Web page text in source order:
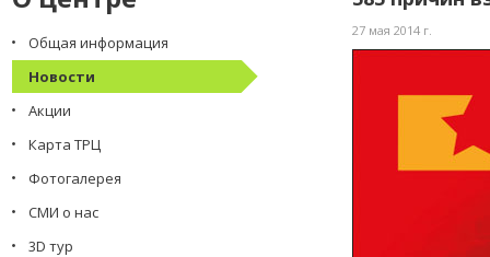
Общая информация
Новости
Акции
Карта ТРЦ
Фотогалерея
СМИ о нас
3D тур
27 мая 2014 г.